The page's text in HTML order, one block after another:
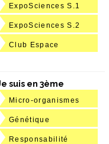
ExpoSciences S.1
ExpoSciences S.2
Club Espace
suis en 3ème
Micro-organismes
Génétique
Responsabilité